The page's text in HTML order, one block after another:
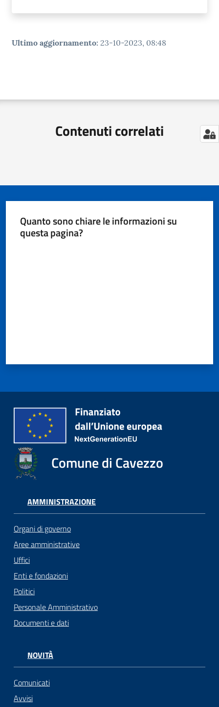
Ultimo aggiornamento: 23-10-2023, 08:48
Contenuti correlati
Quanto sono chiare le informazioni su
questa pagina?
Comune di Cavezzo
AMMINISTRAZIONE
Organi di governo
Aree amministrative
Uffici
Enti e fondazioni
Politici
Personale Amministrativo
Documenti e dati
NOVITÀ
Comunicati
Avvisi